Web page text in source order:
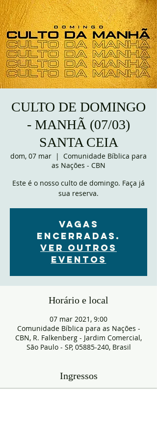
CULTO DE DOMINGO
- MANHÃ (07/03)
SANTA CEIA
dom, 07 mar
  |
Comunidade Bíblica para
as Nações - CBN
Este é o nosso culto de domingo. Faça já
sua reserva.
VAGAS
ENCERRADAS.
Ver outros
eventos
Horário e local
07 mar 2021, 9:00
Comunidade Bíblica para as Nações -
CBN, R. Falkenberg - Jardim Comercial,
São Paulo - SP, 05885-240, Brasil
Ingressos